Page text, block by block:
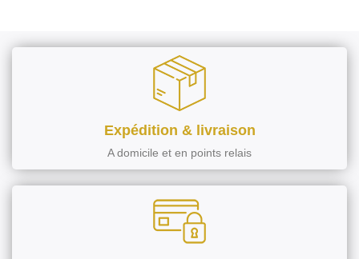
Expédition & livraison
A domicile et en points relais